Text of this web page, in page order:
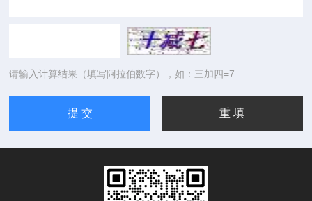
请输入计算结果（填写阿拉伯数字），如：三加四=7